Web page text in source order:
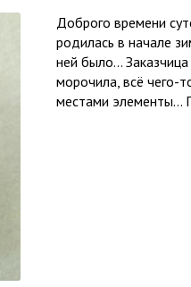
Доброго времени
родилась в начале
ней было…
морочила, всё чего-
местами элементы…